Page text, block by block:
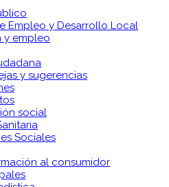
Empleo y Desarrollo Local
y empleo
y sugerencias
social
Sociales
al consumidor